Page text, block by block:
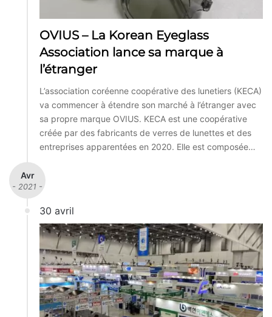
OVIUS – La Korean Eyeglass
Association lance sa marque à
l’étranger
L’association coréenne coopérative des lunetiers (KECA)
va commencer à étendre son marché à l’étranger avec
sa propre marque OVIUS. KECA est une coopérative
créée par des fabricants de verres de lunettes et des
entreprises apparentées en 2020. Elle est composée…
Avr
- 2021 -
30 avril